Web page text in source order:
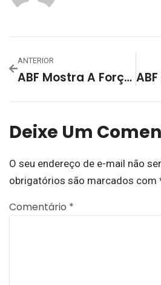
ANTERIOR
ABF Mostra A Força Do Grupo Rubro-Negro Vence Em Casa O Lyon/Taquara Por 4 A 2 E Agora É Vice-Líder Da Chave A Da Série Ouro
Deixe Um
O seu endereço de e-mail não
obrigatórios são marcados com
Comentário *